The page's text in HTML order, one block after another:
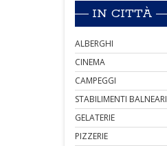
IN CITTÀ
ALBERGHI
CINEMA
CAMPEGGI
STABILIMENTI BALNEARI
GELATERIE
PIZZERIE